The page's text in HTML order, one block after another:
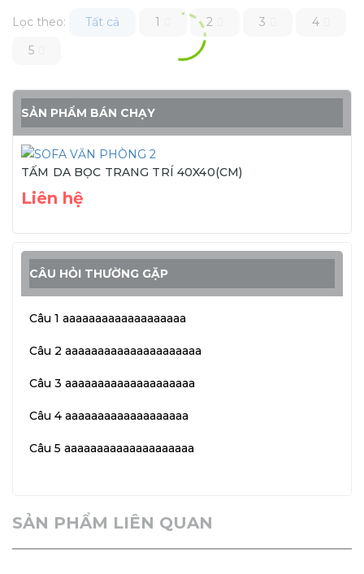
Lọc theo: Tất cả 1 2 3
4
5
SẢN PHẨM BÁN CHẠY
TẤM DA BỌC TRANG TRÍ 40X40(CM)
Liên hệ
CÂU HỎI THƯỜNG GẶP
Câu 1 aaaaaaaaaaaaaaaaaaa
Câu 2 aaaaaaaaaaaaaaaaaaaaa
Câu 3 aaaaaaaaaaaaaaaaaaaa
Câu 4 aaaaaaaaaaaaaaaaaaa
Câu 5 aaaaaaaaaaaaaaaaaaaa
SẢN PHẨM LIÊN QUAN